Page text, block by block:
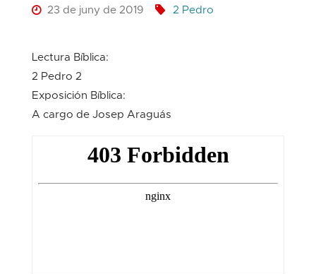
23 de juny de 2019 2 Pedro
Lectura Bíblica:
2 Pedro 2
Exposición Bíblica:
A cargo de Josep Araguás